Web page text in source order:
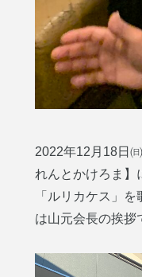
2022年12月18日
れんとかけろま】
「ルリカケス」
は山元会長の挨拶